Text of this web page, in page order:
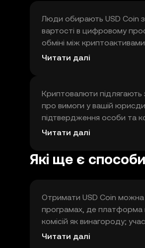
Люди обирають USD Coin
вартості в цифровому
обміні між
контрактами. Обмеження:
Читати далі
Криптовалюти
про вимоги у вашій
підтвердження особи та
ознайомитися з
Читати далі
Які ще є
Отримати USD Coin можна
програмах, де платформа
комісій як винагороду;
вимагають часу, знань і
Читати далі